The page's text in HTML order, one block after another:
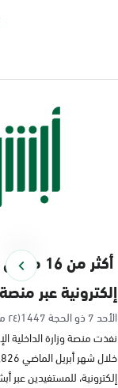
أكثر من
إلكترونية عبر
في أبريل 2026م
الأحد 7 ذو الحجة 1447
(٢٤ مايو ٢٠٢٦)
نفذت منصة وزارة الداخلية
إلكترونية، للمستفيدين عبر